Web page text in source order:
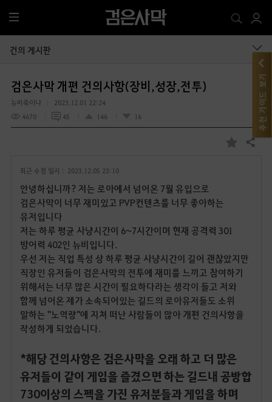
전
체
메
건의 게시판
검은사막 개편 건의사항(장비,성장,전투)
뉴비죽이냐
2023.12.01 22:24
4670
45 146 16
즐
공유하기
최근 수정 일시 : 2023.12.05 23:10
안녕하십니까? 저는 로아에서 넘어온 7월 유입으로
검은사막이 너무 재미있고 PVP컨텐츠를 너무 좋아하는
유저입니다
저는 하루 평균 사냥시간이 6~7시간이며 현재 공격력 301
방어력 402인 뉴비입니다.
우선 저는 직업 특성 상 하루 평균 사냥시간이 길어 괜찮았지만
직장인 유저들이 검은사막의 전투에 재미를 느끼고 참여하기
위해서는 너무 많은 시간이 필요하다라는 생각이 들고 저와
함께 넘어온 제가 소속되어있는 길드의 로아유저들도 소위
말하는 "노역량"에 지쳐 떠난 사람들이 많아 개편 건의사항을
작성하게 되었습니다.
*해당 건의사항은 검은사막을 오래 하고 더 많은
유저들이 같이 게임을 즐겼으면 하는 길드내 공방합
730이상의 스펙을 가진 유저분들과 게임을 하며
추천 가이드 보기